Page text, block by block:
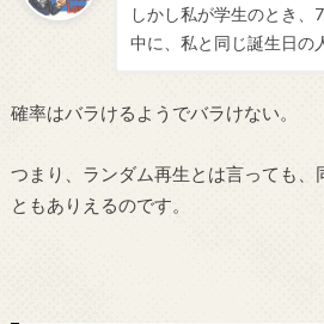
しかし私が学生のとき、
中に、私と同じ誕生日の
確率はバラけるようでバラけない。
つまり、ランダム再生とは言っても、
ともありえるのです。